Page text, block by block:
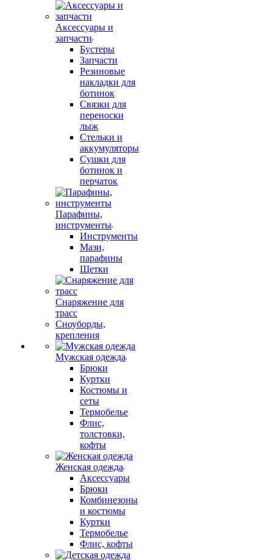
Аксессуары и
запчасти
Бустеры
Запчасти
Резиновые
накладки для
ботинок
Связки для
переноски
лыж
Стельки и
аккумуляторы
Сушки для
ботинок и
перчаток
Парафины,
инструменты
Инструменты
Мази,
парафины
Щетки
Снаряжение для
трасс
Сноуборды,
крепления
Мужская одежда
Брюки
Куртки
Костюмы и
сеты
Термобелье
Флис,
толстовки,
кофты
Женская одежда
Аксессуары
Брюки
Комбинезоны
и костюмы
Куртки
Термобелье
Флис, кофты